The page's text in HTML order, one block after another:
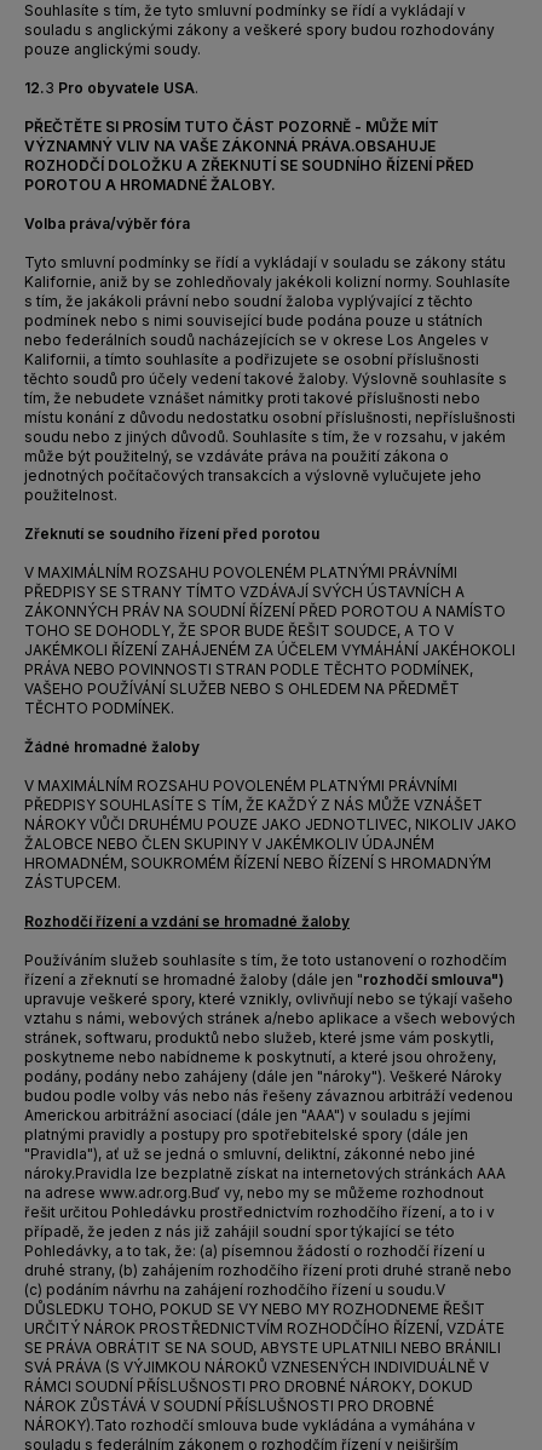
Souhlasíte s tím, že tyto smluvní podmínky se řídí a vykládají v
souladu s anglickými zákony a veškeré spory budou rozhodovány
pouze anglickými soudy.
12.3 Pro obyvatele USA.
PŘEČTĚTE SI PROSÍM TUTO ČÁST POZORNĚ - MŮŽE MÍT
VÝZNAMNÝ VLIV NA VAŠE ZÁKONNÁ PRÁVA.OBSAHUJE
ROZHODČÍ DOLOŽKU A ZŘEKNUTÍ SE SOUDNÍHO ŘÍZENÍ PŘED
POROTOU A HROMADNÉ ŽALOBY.
Volba práva/výběr fóra
Tyto smluvní podmínky se řídí a vykládají v souladu se zákony státu
Kalifornie, aniž by se zohledňovaly jakékoli kolizní normy. Souhlasíte
s tím, že jakákoli právní nebo soudní žaloba vyplývající z těchto
podmínek nebo s nimi související bude podána pouze u státních
nebo federálních soudů nacházejících se v okrese Los Angeles v
Kalifornii, a tímto souhlasíte a podřizujete se osobní příslušnosti
těchto soudů pro účely vedení takové žaloby. Výslovně souhlasíte s
tím, že nebudete vznášet námitky proti takové příslušnosti nebo
místu konání z důvodu nedostatku osobní příslušnosti, nepříslušnosti
soudu nebo z jiných důvodů. Souhlasíte s tím, že v rozsahu, v jakém
může být použitelný, se vzdáváte práva na použití zákona o
jednotných počítačových transakcích a výslovně vylučujete jeho
použitelnost.
Zřeknutí se soudního řízení před porotou
V MAXIMÁLNÍM ROZSAHU POVOLENÉM PLATNÝMI PRÁVNÍMI
PŘEDPISY SE STRANY TÍMTO VZDÁVAJÍ SVÝCH ÚSTAVNÍCH A
ZÁKONNÝCH PRÁV NA SOUDNÍ ŘÍZENÍ PŘED POROTOU A NAMÍSTO
TOHO SE DOHODLY, ŽE SPOR BUDE ŘEŠIT SOUDCE, A TO V
JAKÉMKOLI ŘÍZENÍ ZAHÁJENÉM ZA ÚČELEM VYMÁHÁNÍ JAKÉHOKOLI
PRÁVA NEBO POVINNOSTI STRAN PODLE TĚCHTO PODMÍNEK,
VAŠEHO POUŽÍVÁNÍ SLUŽEB NEBO S OHLEDEM NA PŘEDMĚT
TĚCHTO PODMÍNEK.
Žádné hromadné žaloby
V MAXIMÁLNÍM ROZSAHU POVOLENÉM PLATNÝMI PRÁVNÍMI
PŘEDPISY SOUHLASÍTE S TÍM, ŽE KAŽDÝ Z NÁS MŮŽE VZNÁŠET
NÁROKY VŮČI DRUHÉMU POUZE JAKO JEDNOTLIVEC, NIKOLIV JAKO
ŽALOBCE NEBO ČLEN SKUPINY V JAKÉMKOLIV ÚDAJNÉM
HROMADNÉM, SOUKROMÉM ŘÍZENÍ NEBO ŘÍZENÍ S HROMADNÝM
ZÁSTUPCEM.
Rozhodčí řízení a vzdání se hromadné žaloby
Používáním služeb souhlasíte s tím, že toto ustanovení o rozhodčím
řízení a zřeknutí se hromadné žaloby (dále jen "rozhodčí smlouva")
upravuje veškeré spory, které vznikly, ovlivňují nebo se týkají vašeho
vztahu s námi, webových stránek a/nebo aplikace a všech webových
stránek, softwaru, produktů nebo služeb, které jsme vám poskytli,
poskytneme nebo nabídneme k poskytnutí, a které jsou ohroženy,
podány, podány nebo zahájeny (dále jen "nároky"). Veškeré Nároky
budou podle volby vás nebo nás řešeny závaznou arbitráží vedenou
Americkou arbitrážní asociací (dále jen "AAA") v souladu s jejími
platnými pravidly a postupy pro spotřebitelské spory (dále jen
"Pravidla"), ať už se jedná o smluvní, deliktní, zákonné nebo jiné
nároky.Pravidla lze bezplatně získat na internetových stránkách AAA
na adrese www.adr.org.Buď vy, nebo my se můžeme rozhodnout
řešit určitou Pohledávku prostřednictvím rozhodčího řízení, a to i v
případě, že jeden z nás již zahájil soudní spor týkající se této
Pohledávky, a to tak, že: (a) písemnou žádostí o rozhodčí řízení u
druhé strany, (b) zahájením rozhodčího řízení proti druhé straně nebo
(c) podáním návrhu na zahájení rozhodčího řízení u soudu.V
DŮSLEDKU TOHO, POKUD SE VY NEBO MY ROZHODNEME ŘEŠIT
URČITÝ NÁROK PROSTŘEDNICTVÍM ROZHODČÍHO ŘÍZENÍ, VZDÁTE
SE PRÁVA OBRÁTIT SE NA SOUD, ABYSTE UPLATNILI NEBO BRÁNILI
SVÁ PRÁVA (S VÝJIMKOU NÁROKŮ VZNESENÝCH INDIVIDUÁLNĚ V
RÁMCI SOUDNÍ PŘÍSLUŠNOSTI PRO DROBNÉ NÁROKY, DOKUD
NÁROK ZŮSTÁVÁ V SOUDNÍ PŘÍSLUŠNOSTI PRO DROBNÉ
NÁROKY).Tato rozhodčí smlouva bude vykládána a vymáhána v
souladu s federálním zákonem o rozhodčím řízení v nejširším